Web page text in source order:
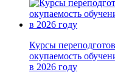
Курсы
окупаемость
в 2026 году